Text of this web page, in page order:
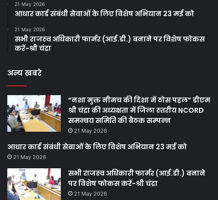
21 May 2026
आधार कार्ड संबंधी सेवाओं के लिए विशेष अभियान 23 मई को
21 May 2026
सभी राजस्‍व अधिकारी फार्मर (आई.डी.) बनाने पर विशेष फोकस
करें-श्री चंद्रा
अन्य खबरे
“नशा मुक्त नीमच की दिशा में ठोस पहल” डीएम
श्री चंद्रा की अध्‍यक्षता में जिला स्‍तरीय NCORD
समन्‍वय समिति की बैठक सम्‍पन्‍न
21 May 2026
आधार कार्ड संबंधी सेवाओं के लिए विशेष अभियान 23 मई को
21 May 2026
सभी राजस्‍व अधिकारी फार्मर (आई.डी.) बनाने
पर विशेष फोकस करें-श्री चंद्रा
21 May 2026